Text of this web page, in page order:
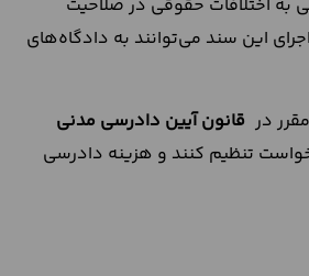
اختلافات حقوقی در صلاحیت
این سند می‌توانند به دادگاه‌های
در قانون آیین دادرسی مدنی
تنظیم کنند و هزینه دادرسی